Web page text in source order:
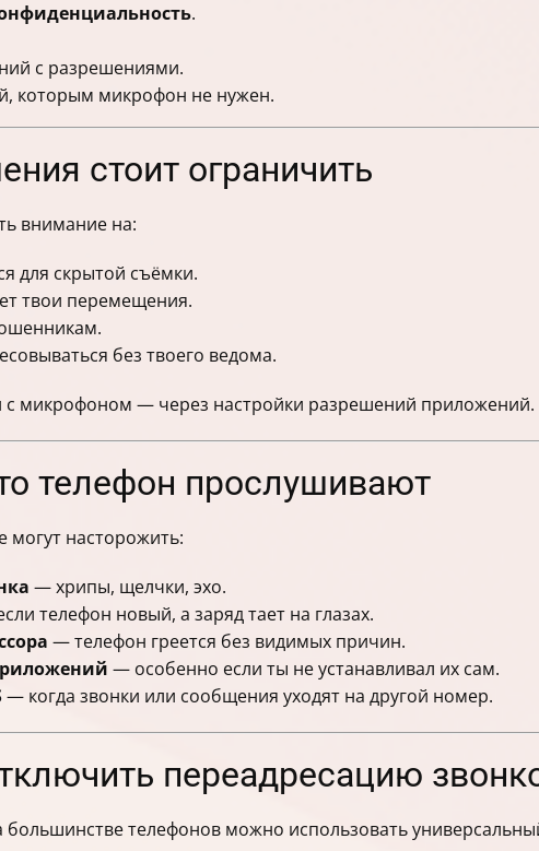
.
с разрешениями.
которым микрофон не нужен.
стоит ограничить
внимание на:
для скрытой съёмки.
твои перемещения.
без твоего ведома.
с микрофоном — через настройки разрешений приложений.
телефон прослушивают
могут насторожить:
— хрипы, щелчки, эхо.
телефон новый, а заряд тает на глазах.
— телефон греется без видимых причин.
— особенно если ты не устанавливал их сам.
— когда звонки или сообщения уходят на другой номер.
переадресацию
телефонов можно использовать